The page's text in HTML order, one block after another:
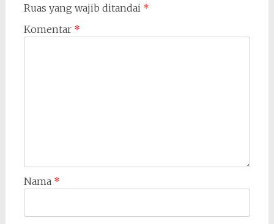
Ruas yang wajib ditandai *
Komentar *
Nama *